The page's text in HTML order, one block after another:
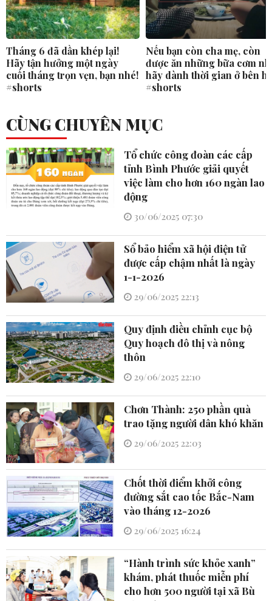
Tháng 6 đã dần khép lại!
Hãy tận hưởng một ngày
cuối tháng trọn vẹn, bạn nhé!
#shorts
Nếu bạn còn cha mẹ, còn
được ăn những bữa cơm
hãy dành thời gian ở bên
#shorts
CÙNG CHUYÊN MỤC
Tổ chức công đoàn các cấp
tỉnh Bình Phước giải quyết
việc làm cho hơn 160 ngàn lao
động
30/06/2025 07:30
Sổ bảo hiểm xã hội điện tử
được cấp chậm nhất là ngày
1-1-2026
29/06/2025 22:13
Quy định điều chỉnh cục bộ
Quy hoạch đô thị và nông
thôn
29/06/2025 22:10
Chơn Thành: 250 phần quà
trao tặng người dân khó khăn
29/06/2025 22:03
Chốt thời điểm khởi công
đường sắt cao tốc Bắc-Nam
vào tháng 12-2026
29/06/2025 16:24
“Hành trình sức khỏe xanh”
khám, phát thuốc miễn phí
cho hơn 500 người tại xã Bù